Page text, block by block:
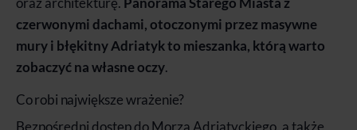
czerwonymi dachami, otoczonymi przez masywne
mury i błękitny Adriatyk to mieszanka, którą warto
zobaczyć na własne oczy.
Co robi największe wrażenie?
Bezpośredni dostęp do Morza Adriatyckiego, a także